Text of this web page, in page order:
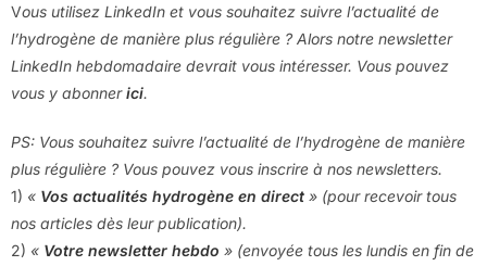
Vous utilisez LinkedIn et vous souhaitez suivre l’actualité de
l’hydrogène de manière plus régulière ? Alors notre newsletter
LinkedIn hebdomadaire devrait vous intéresser. Vous pouvez
vous y abonnerici.
PS: Vous souhaitez suivre l’actualité de l’hydrogène de manière
plus régulière ? Vous pouvez vous inscrire à nos newsletters.
1) « Vos actualités hydrogène en direct » (pour recevoir tous
nos articles dès leur publication).
2) « Votre newsletter hebdo » (envoyée tous les lundis en fin de